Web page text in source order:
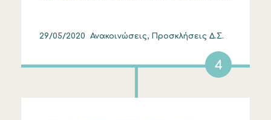
29/05/2020 Ανακοινώσεις, Προσκλήσεις Δ.Σ.
4